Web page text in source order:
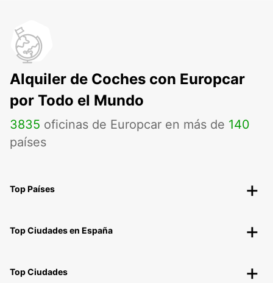
Alquiler de Coches con Europcar
por Todo el Mundo
3835 oficinas de Europcar en más de 140
países
Top Países
Top Ciudades en España
Top Ciudades